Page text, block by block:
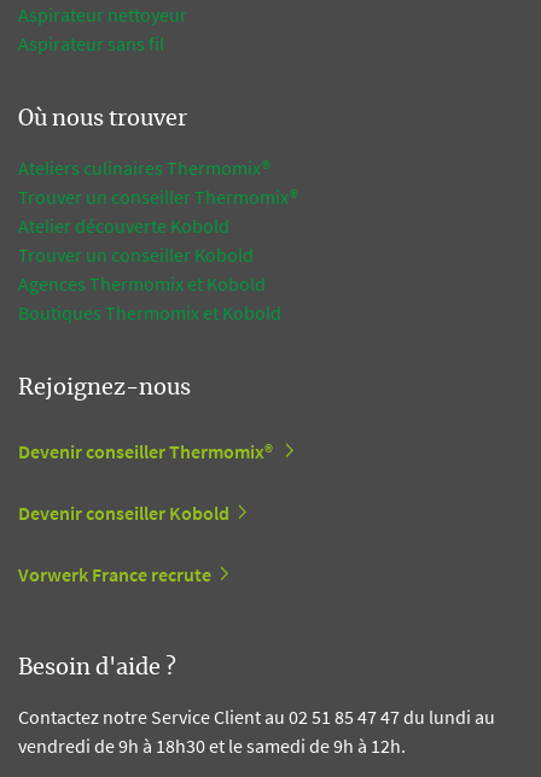
Aspirateur nettoyeur
Aspirateur sans fil
Où nous trouver
Ateliers culinaires Thermomix®
Trouver un conseiller Thermomix®
Atelier découverte Kobold
Trouver un conseiller Kobold
Agences Thermomix et Kobold
Boutiques Thermomix et Kobold
Rejoignez-nous
Devenir conseiller Thermomix®
Devenir conseiller Kobold
Vorwerk France recrute
Besoin d'aide ?
Contactez notre Service Client au 02 51 85 47 47 du lundi au
vendredi de 9h à 18h30 et le samedi de 9h à 12h.